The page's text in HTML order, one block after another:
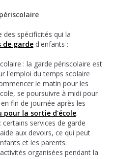
des spécificités qui la
de garde d'enfants :
: la garde périscolaire est
l'emploi du temps scolaire
le matin pour les
se poursuivre à midi pour
fin de journée après les
pour la sortie d'école.
services de garde
aux devoirs, ce qui peut
et les parents.
organisées pendant la